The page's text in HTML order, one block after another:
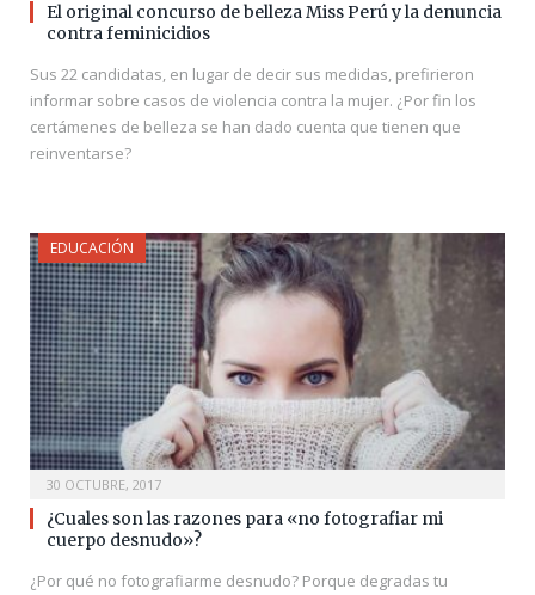
El original concurso de belleza Miss Perú y la denuncia
contra feminicidios
Sus 22 candidatas, en lugar de decir sus medidas, prefirieron
informar sobre casos de violencia contra la mujer. ¿Por fin los
certámenes de belleza se han dado cuenta que tienen que
reinventarse?
EDUCACIÓN
30 OCTUBRE, 2017
¿Cuales son las razones para «no fotografiar mi
cuerpo desnudo»?
¿Por qué no fotografiarme desnudo? Porque degradas tu